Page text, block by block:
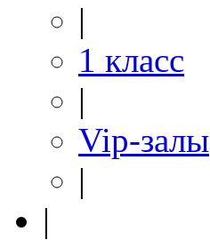
|
1 класс
|
Vip-залы
|
|